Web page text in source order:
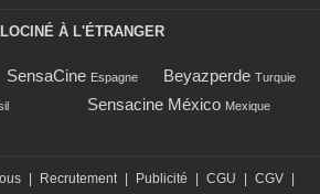
À L'ÉTRANGER
SensaCine Espagne Beyazperde Turquie
Sensacine México Mexique
| Recrutement | Publicité | CGU | CGV |